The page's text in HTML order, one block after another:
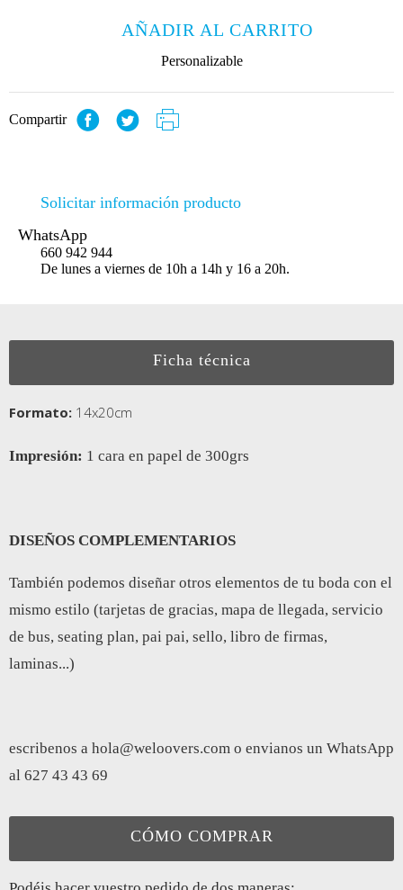
AÑADIR AL CARRITO
Personalizable
Compartir
Solicitar información producto
WhatsApp
660 942 944
De lunes a viernes de 10h a 14h y 16 a 20h.
Ficha técnica
Formato: 14x20cm
Impresión: 1 cara en papel de 300grs
DISEÑOS COMPLEMENTARIOS
También podemos diseñar otros elementos de tu boda con el
mismo estilo (tarjetas de gracias, mapa de llegada, servicio
de bus, seating plan, pai pai, sello, libro de firmas,
laminas...)
escribenos a hola@weloovers.com o envianos un WhatsApp
al 627 43 43 69
CÓMO COMPRAR